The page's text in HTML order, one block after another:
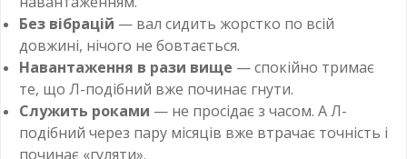
Без вібрацій — вал сидить жорстко по всій
довжині, нічого не бовтається.
Навантаження в рази вище — спокійно тримає
те, що Л-подібний вже починає гнути.
Служить роками — не просідає з часом. А Л-
подібний через пару місяців вже втрачає точність і
починає «гуляти».